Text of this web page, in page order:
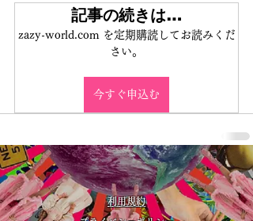
記事の続きは…
zazy-world.com を定期購読してお読みくだ
さい。
今すぐ申込む
利用規約